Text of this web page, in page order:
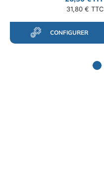
31,80 € TTC
CONFIGURER